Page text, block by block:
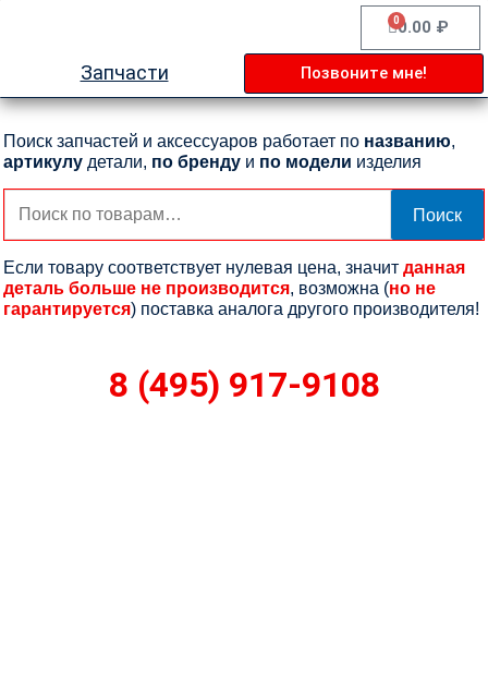
0.00 ₽
0
Cart
Запчасти Позвоните мне!
Поиск запчастей и аксессуаров работает по названию,
артикулу детали, по бренду и по модели изделия
Искать:
Поиск
Если товару соответствует нулевая цена, значит данная
деталь больше не производится, возможна (но не
гарантируется) поставка аналога другого производителя!
8 (495) 917-9108